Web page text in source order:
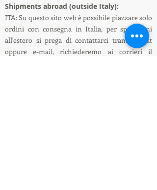
Shipments abroad (outside Italy):
ITA: Su questo sito web è possibile piazzare solo
ordini con consegna in Italia, per spedizioni
all'estero si prega di contattarci tramite chat
oppure e-mail, richiederemo ai corrieri il